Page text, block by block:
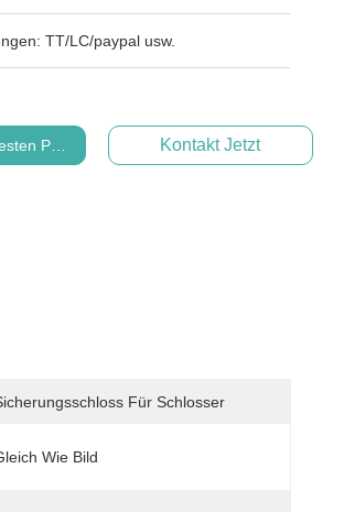
TT/LC/paypal usw.
Preis Kontakt Jetzt
Für Schlosser
Wie Bild